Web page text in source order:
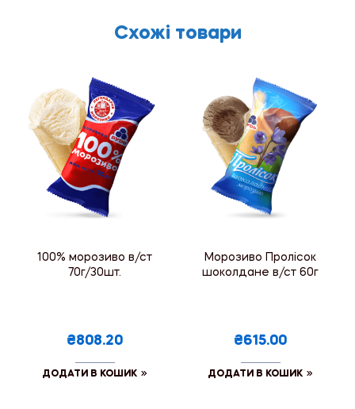
Схожі товари
100% морозиво в/ст
70г/30шт.
₴808.20
ДОДАТИ В КОШИК
Морозиво Пролісок
шоколдане в/ст 60г
₴615.00
ДОДАТИ В КОШИК